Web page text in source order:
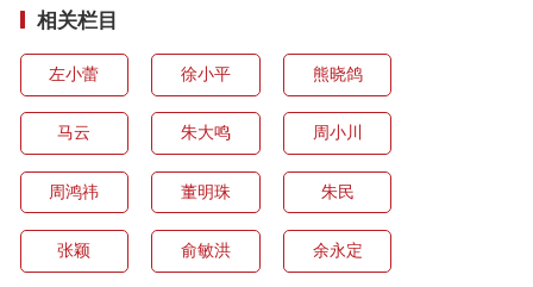
相关栏目
左小蕾 徐小平 熊晓鸽
马云 朱大鸣 周小川
周鸿祎 董明珠 朱民
张颖 俞敏洪 余永定